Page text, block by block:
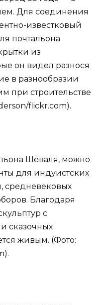
Для соединения
известковый
почтальона
из
он видел разнося
в разнообразии
при строительстве
flickr.com).
Шеваля, можно
для индуистских
средневековых
Благодаря
с
сказочных
живым. (Фото: